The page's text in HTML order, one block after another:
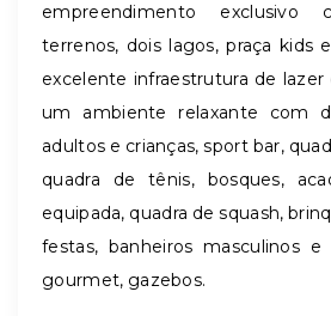
empreendimento
terrenos, dois lagos, praça kids
excelente infraestrutura de
um ambiente relaxante com
adultos e crianças, sport bar,
quadra de tênis, bosques,
equipada, quadra de squash,
festas, banheiros masculinos e
gourmet, gazebos.